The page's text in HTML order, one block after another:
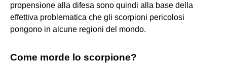
propensione alla difesa sono quindi alla base della
effettiva problematica che gli scorpioni pericolosi
pongono in alcune regioni del mondo.
Come morde lo scorpione?